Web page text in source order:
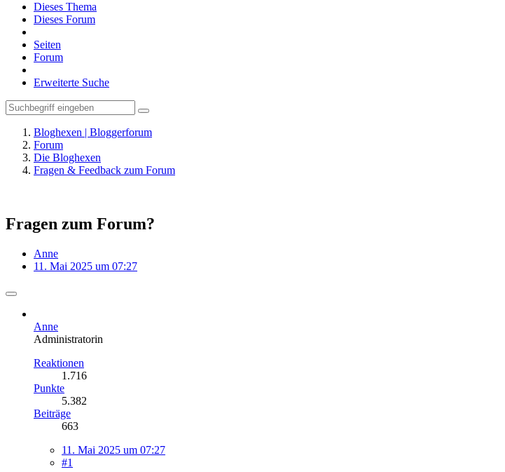
Dieses Thema
Dieses Forum
Seiten
Forum
Erweiterte Suche
Bloghexen | Bloggerforum
Forum
Die Bloghexen
Fragen & Feedback zum Forum
Fragen zum Forum?
Anne
11. Mai 2025 um 07:27
Anne
Administratorin
Reaktionen
1.716
Punkte
5.382
Beiträge
663
11. Mai 2025 um 07:27
#1